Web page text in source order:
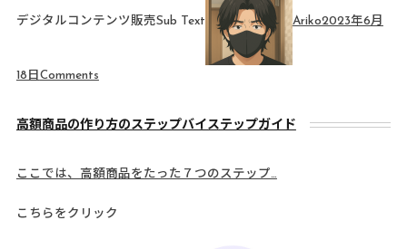
デジタルコンテンツ販売Sub Text Ariko2023年6月
18日 Comments
高額商品の作り方のステップバイステップガイド
ここでは、高額商品をたった７つのステップ…
こちらをクリック